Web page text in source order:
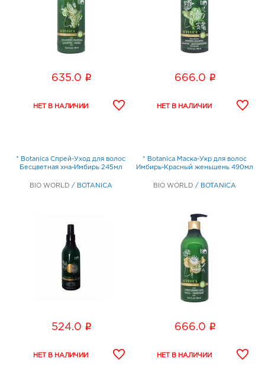
635.0 i 666.0 i
* Botanica Спрей-Уход для волос
Бесцветная хна-Имбирь 245мл
BIO WORLD / BOTANICA
524.0 i
* Botanica Маска-Укр для волос
Имбирь-Красный женьшень 490мл
BIO WORLD / BOTANICA
666.0 i